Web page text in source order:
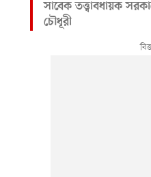
সাবেক তত্ত্বাবধায়ক
চৌধূরী